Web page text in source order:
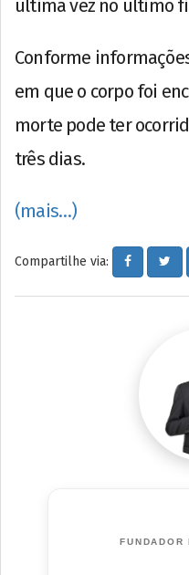
última vez no último
Conforme
em que o corpo foi
morte pode ter
três dias.
(mais…)
Compartilhe via:
FUNDADOR